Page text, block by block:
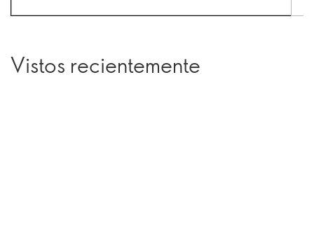
Vistos recientemente